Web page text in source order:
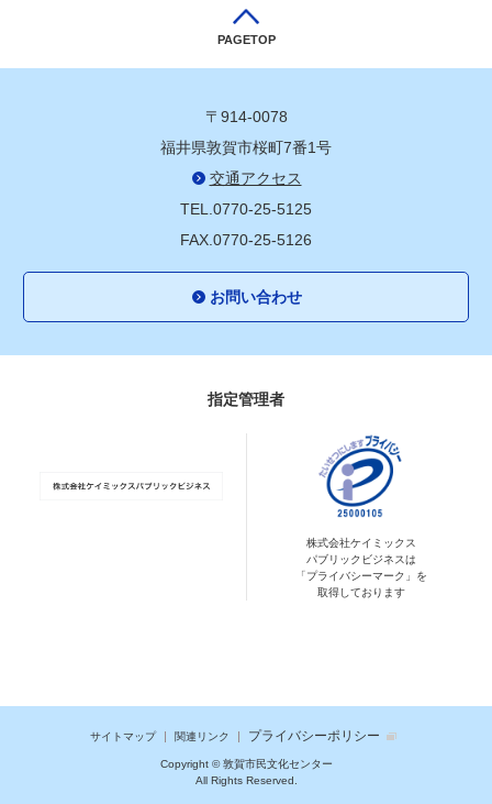
PAGETOP
〒914-0078
福井県敦賀市桜町7番1号
交通アクセス
TEL.0770-25-5125
FAX.0770-25-5126
お問い合わせ
指定管理者
株式会社ケイミックス
パブリックビジネスは
「プライバシーマーク」を
取得しております
サイトマップ 関連リンク プライバシーポリシー
Copyright © 敦賀市民文化センター
All Rights Reserved.